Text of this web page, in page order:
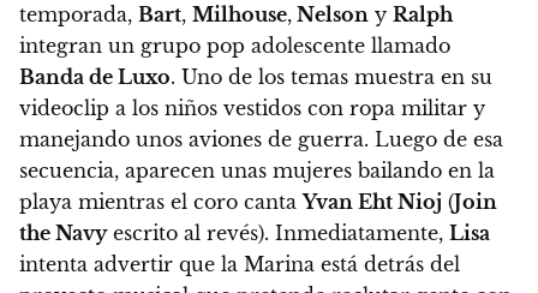
temporada, Bart, Milhouse, Nelson y Ralph
integran un grupo pop adolescente llamado
Banda de Luxo. Uno de los temas muestra en su
videoclip a los niños vestidos con ropa militar y
manejando unos aviones de guerra. Luego de esa
secuencia, aparecen unas mujeres bailando en la
playa mientras el coro cantaYvan Eht Nioj (Join
the Navyescrito al revés). Inmediatamente, Lisa
intenta advertir que la Marina está detrás del